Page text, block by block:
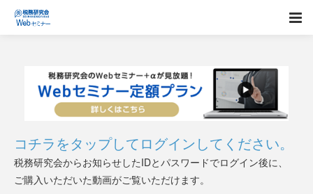
コチラをタップしてログインしてください。
税務研究会からお知らせしたIDとパスワードでログイン後に、
ご購入いただいた動画がご覧いただけます。